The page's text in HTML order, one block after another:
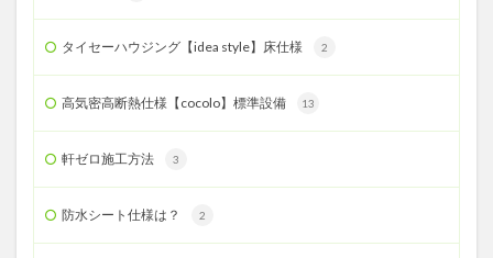
タイセーハウジング【idea style】床仕様 2
高気密高断熱仕様【cocolo】標準設備 13
軒ゼロ施工方法 3
防水シート仕様は？ 2